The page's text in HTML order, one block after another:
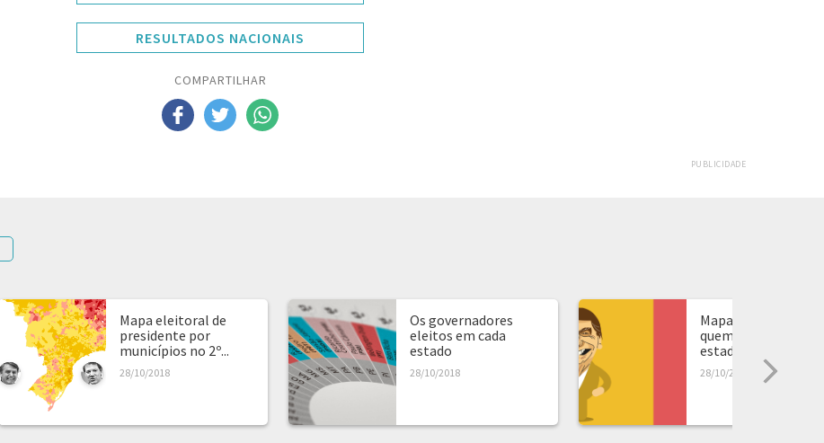
RESULTADOS NACIONAIS
COMPARTILHAR
PUBLICIDADE
Mapa eleitoral de
presidente por
municípios no 2º...
28/10/2018
Os governadores
eleitos em cada
estado
28/10/2018
Mapa de presidente:
quem ganhou em
estado...
28/10/2018